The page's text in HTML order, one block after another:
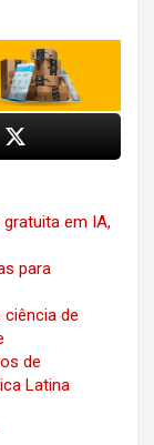
em IA,
para
de
de
Latina